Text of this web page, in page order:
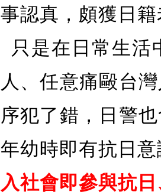
事認真，頗獲日
只是在日常生
人、任意痛毆台
序犯了錯，日警
年幼時即有抗日
入社會即參與抗